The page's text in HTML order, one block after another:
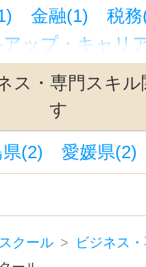
金融(1)
税
ップ・キャリ
キルその他(2)
ス・専門スキ
す
(2) 愛媛県(2)
クール
ビジネス